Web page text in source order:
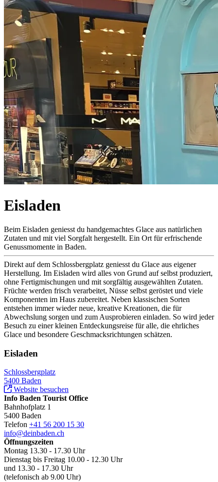
Eisladen
Beim Eisladen geniesst du handgemachtes Glace aus natürlichen
Zutaten und mit viel Sorgfalt hergestellt. Ein Ort für erfrischende
Genussmomente in Baden.
Direkt auf dem Schlossbergplatz geniesst du Glace aus eigener
Herstellung. Im Eisladen wird alles von Grund auf selbst produziert,
ohne Fertigmischungen und mit sorgfältig ausgewählten Zutaten.
Früchte werden frisch verarbeitet, Nüsse selbst geröstet und viele
Komponenten im Haus zubereitet. Neben klassischen Sorten
entstehen immer wieder neue, kreative Kreationen, die für
Abwechslung sorgen und zum Ausprobieren einladen. So wird jeder
Besuch zu einer kleinen Entdeckungsreise für alle, die ehrliches
Glace und besondere Geschmacksrichtungen schätzen.
Eisladen
Schlossbergplatz
5400 Baden
Website besuchen
Info Baden Tourist Office
Bahnhofplatz 1
5400 Baden
Telefon +41 56 200 15 30
info@deinbaden.ch
Öffnungszeiten
Montag 13.30 - 17.30 Uhr
Dienstag bis Freitag 10.00 - 12.30 Uhr
und 13.30 - 17.30 Uhr
(telefonisch ab 9.00 Uhr)